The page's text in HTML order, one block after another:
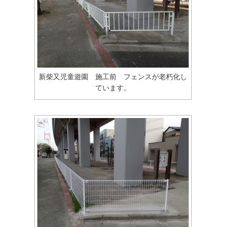
新柴又児童遊園 施工前 フェンスが老朽化し
ています。